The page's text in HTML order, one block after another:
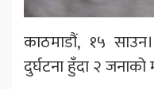
काठमाडौं, १५
दुर्घटना हुँदा २